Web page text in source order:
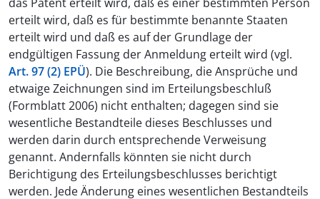
erteilt wird, daß es für bestimmte benannte Staaten
erteilt wird und daß es auf der Grundlage der
endgültigen Fassung der Anmeldung erteilt wird (vgl.
Art. 97 (2) EPÜ). Die Beschreibung, die Ansprüche und
etwaige Zeichnungen sind im Erteilungsbeschluß
(Formblatt 2006) nicht enthalten; dagegen sind sie
wesentliche Bestandteile dieses Beschlusses und
werden darin durch entsprechende Verweisung
genannt. Andernfalls könnten sie nicht durch
Berichtigung des Erteilungsbeschlusses berichtigt
werden. Jede Änderung eines wesentlichen Bestandteils